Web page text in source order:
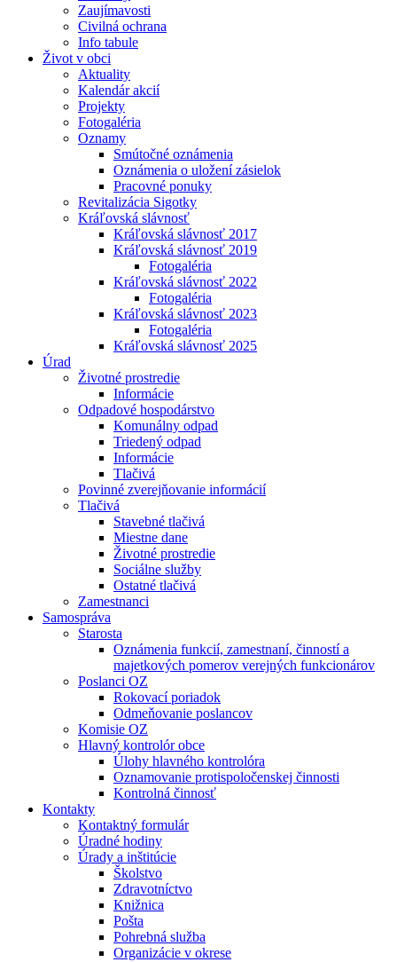
Zaujímavosti
Civilná ochrana
Info tabule
Život v obci
Aktuality
Kalendár akcií
Projekty
Fotogaléria
Oznamy
Smútočné oznámenia
Oznámenia o uložení zásielok
Pracovné ponuky
Revitalizácia Sigotky
Kráľovská slávnosť
Kráľovská slávnosť 2017
Kráľovská slávnosť 2019
Fotogaléria
Kráľovská slávnosť 2022
Fotogaléria
Kráľovská slávnosť 2023
Fotogaléria
Kráľovská slávnosť 2025
Úrad
Životné prostredie
Informácie
Odpadové hospodárstvo
Komunálny odpad
Triedený odpad
Informácie
Tlačivá
Povinné zverejňovanie informácií
Tlačivá
Stavebné tlačivá
Miestne dane
Životné prostredie
Sociálne služby
Ostatné tlačivá
Zamestnanci
Samospráva
Starosta
Oznámenia funkcií, zamestnaní, činností a
majetkových pomerov verejných funkcionárov
Poslanci OZ
Rokovací poriadok
Odmeňovanie poslancov
Komisie OZ
Hlavný kontrolór obce
Úlohy hlavného kontrolóra
Oznamovanie protispoločenskej činnosti
Kontrolná činnosť
Kontakty
Kontaktný formulár
Úradné hodiny
Úrady a inštitúcie
Školstvo
Zdravotníctvo
Knižnica
Pošta
Pohrebná služba
Organizácie v okrese